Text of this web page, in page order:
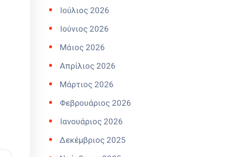
Ιούλιος 2026
Ιούνιος 2026
Μάιος 2026
Απρίλιος 2026
Μάρτιος 2026
Φεβρουάριος 2026
Ιανουάριος 2026
Δεκέμβριος 2025